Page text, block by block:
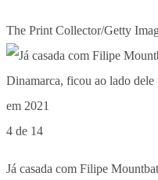
The Print Collector/Getty
4 de 14
Já casada com Filipe